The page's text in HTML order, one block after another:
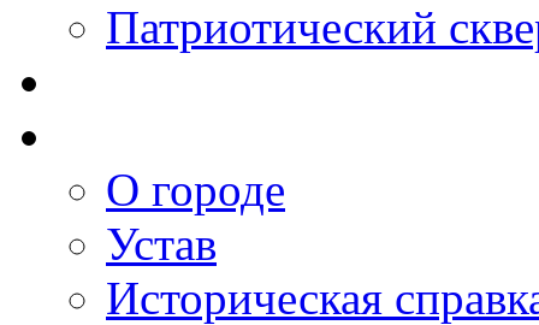
Патриотический
О городе
Устав
Историческая